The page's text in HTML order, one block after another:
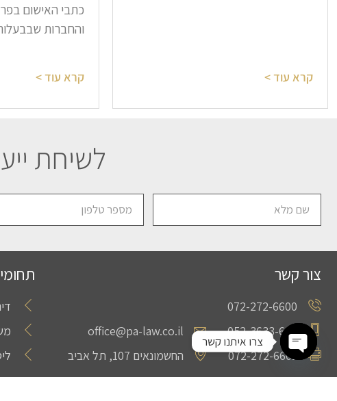
קרא עוד >
והחברות
קרא עוד >
לשיחת
צור קשר
072-272-6600
052-3633-666
072-272-6601
office@pa-law.co.il
החשמונאים 107, תל אביב
צרו איתנו קשר